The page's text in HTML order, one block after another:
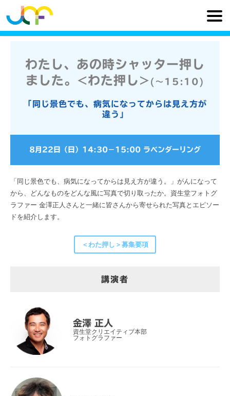
わたし、あの時シャッター押し
ました。<わた押し> (〜15:10)
「同じ景色でも、病気になってからは見え方が
違う」
8月22日（日） 14:30− 15:00 ラベンダーリング
「同じ景色でも、病気になってからは見え方が違う。」がんになって
から、どんなものをどんな風に写真で切り取ったか。資生堂フォトグ
ラファー 金澤正人さんと一緒に皆さんから寄せられた写真とエピソー
ドを紹介します。
＜わた押し＞募集要項
講演者
金澤 正人
資生堂クリエイティブ本部
フォトグラファー